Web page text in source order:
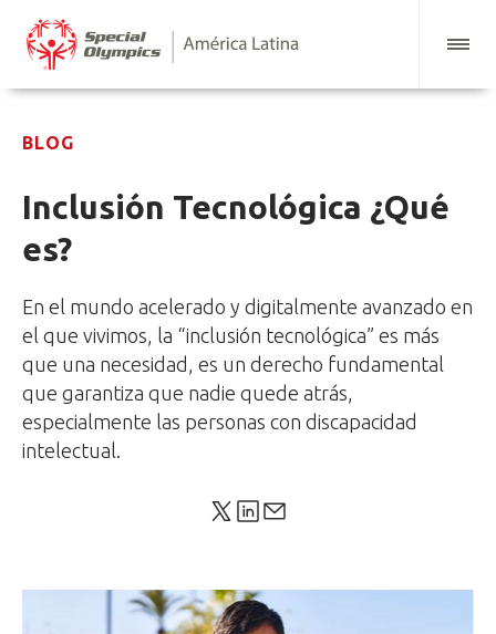
BLOG
Inclusión Tecnológica ¿Qué
es?
En el mundo acelerado y digitalmente avanzado en
el que vivimos, la “inclusión tecnológica” es más
que una necesidad, es un derecho fundamental
que garantiza que nadie quede atrás,
especialmente las personas con discapacidad
intelectual.